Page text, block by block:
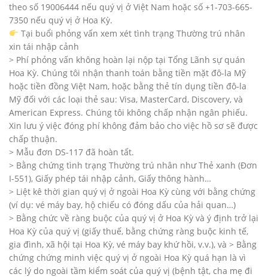
theo số 19006444 nếu quý vị ở Việt Nam hoặc số +1-703-665-
7350 nếu quý vị ở Hoa Kỳ.
Tại buổi phỏng vấn xem xét tình trạng Thường trú nhân
xin tái nhập cảnh
> Phí phỏng vấn không hoàn lại nộp tại Tổng Lãnh sự quán
Hoa Kỳ. Chúng tôi nhận thanh toán bằng tiền mặt đô-la Mỹ
hoặc tiền đồng Việt Nam, hoặc bằng thẻ tín dụng tiền đô-la
Mỹ đối với các loại thẻ sau: Visa, MasterCard, Discovery, và
American Express. Chúng tôi không chấp nhận ngân phiếu.
Xin lưu ý việc đóng phí không đảm bảo cho việc hồ sơ sẽ được
chấp thuận.
> Mẫu đơn DS-117 đã hoàn tất.
> Bằng chứng tình trạng Thường trú nhân như Thẻ xanh (Đơn
I-551), Giấy phép tái nhập cảnh, Giấy thông hành…
> Liệt kê thời gian quý vị ở ngoài Hoa Kỳ cùng với bằng chứng
(ví dụ: vé máy bay, hộ chiếu có đóng dấu của hải quan…)
> Bằng chức về ràng buộc của quý vị ở Hoa Kỳ và ý định trở lại
Hoa Kỳ của quý vị (giấy thuế, bằng chứng ràng buộc kinh tế,
gia đình, xã hội tại Hoa Kỳ, vé máy bay khứ hồi, v.v.), và > Bằng
chứng chứng minh việc quý vị ở ngoài Hoa Kỳ quá hạn là vì
các lý do ngoài tầm kiểm soát của quý vị (bệnh tật, cha mẹ đi